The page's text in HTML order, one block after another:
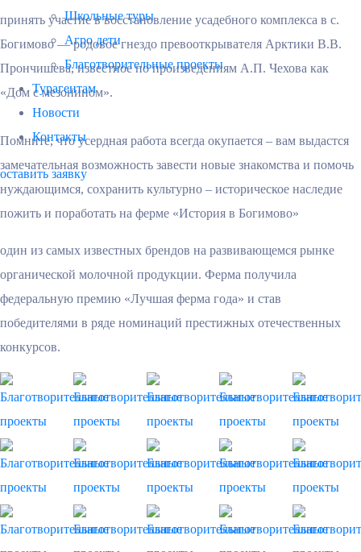
Школьные туры
Агро дети
Благотворительные проекты
Турагентам
Новости
Контакты
оставить заявку
принять участие в восстановление усадебного комплекса в с.
Богимово — родовое гнездо превооткрывателя Арктики В.В.
Прончишева, известное по произведениям А.П. Чехова как
«Дом с мезонином».
Помните, что усердная работа всегда окупается – вам выдастся
замечательная возможность завести новые знакомства и помочь
нуждающимся, сохранить культурно – историческое наследие
пожить и поработать на ферме «История в Богимово»
один из самых известных брендов на развивающемся рынке
органической молочной продукции. Ферма получила
федеральную премию «Лучшая ферма года» и став
победителями в ряде номинаций престижных отечественных
конкурсов.